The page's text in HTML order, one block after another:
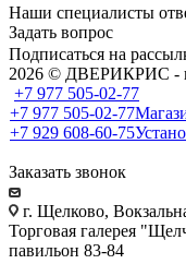
Наши специалисты
Задать вопрос
Подписаться на
2026 © ДВЕРИКРИС -
+7 977 505-02-77
+7 977 505-02-77
+7 929 608-60-75
Заказать звонок
г. Щелково,
Торговая галерея
павильон 83-84